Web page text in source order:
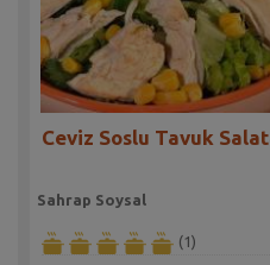
Ceviz Soslu Tavuk
Sahrap Soysal
(1)